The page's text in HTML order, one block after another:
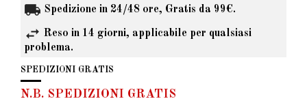
Spedizione in 24/48 ore, Gratis da 99€.
Reso in 14 giorni, applicabile per qualsiasi
problema.
SPEDIZIONI GRATIS
N.B. SPEDIZIONI GRATIS